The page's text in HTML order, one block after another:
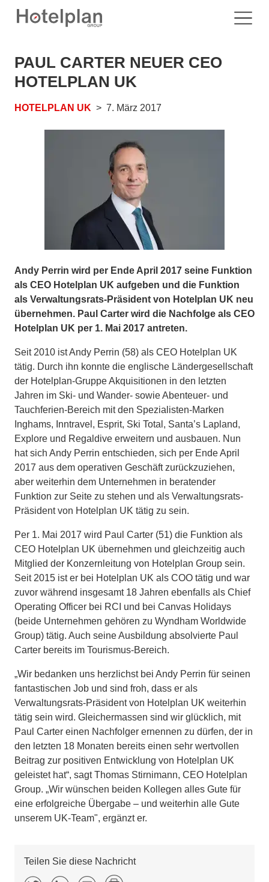
PAUL CARTER NEUER CEO
HOTELPLAN UK
HOTELPLAN UK 7. März 2017
Andy Perrin wird per Ende April 2017 seine Funktion
als CEO Hotelplan UK aufgeben und die Funktion
als Verwaltungsrats-Präsident von Hotelplan UK neu
übernehmen. Paul Carter wird die Nachfolge als CEO
Hotelplan UK per 1. Mai 2017 antreten.
Seit 2010 ist Andy Perrin (58) als CEO Hotelplan UK
tätig. Durch ihn konnte die englische Ländergesellschaft
der Hotelplan-Gruppe Akquisitionen in den letzten
Jahren im Ski- und Wander- sowie Abenteuer- und
Tauchferien-Bereich mit den Spezialisten-Marken
Inghams, Inntravel, Esprit, Ski Total, Santa’s Lapland,
Explore und Regaldive erweitern und ausbauen. Nun
hat sich Andy Perrin entschieden, sich per Ende April
2017 aus dem operativen Geschäft zurückzuziehen,
aber weiterhin dem Unternehmen in beratender
Funktion zur Seite zu stehen und als Verwaltungsrats-
Präsident von Hotelplan UK tätig zu sein.
Per 1. Mai 2017 wird Paul Carter (51) die Funktion als
CEO Hotelplan UK übernehmen und gleichzeitig auch
Mitglied der Konzernleitung von Hotelplan Group sein.
Seit 2015 ist er bei Hotelplan UK als COO tätig und war
zuvor während insgesamt 18 Jahren ebenfalls als Chief
Operating Officer bei RCI und bei Canvas Holidays
(beide Unternehmen gehören zu Wyndham Worldwide
Group) tätig. Auch seine Ausbildung absolvierte Paul
Carter bereits im Tourismus-Bereich.
„Wir bedanken uns herzlichst bei Andy Perrin für seinen
fantastischen Job und sind froh, dass er als
Verwaltungsrats-Präsident von Hotelplan UK weiterhin
tätig sein wird. Gleichermassen sind wir glücklich, mit
Paul Carter einen Nachfolger ernennen zu dürfen, der in
den letzten 18 Monaten bereits einen sehr wertvollen
Beitrag zur positiven Entwicklung von Hotelplan UK
geleistet hat“, sagt Thomas Stirnimann, CEO Hotelplan
Group. „Wir wünschen beiden Kollegen alles Gute für
eine erfolgreiche Übergabe – und weiterhin alle Gute
unserem UK-Team", ergänzt er.
Teilen Sie diese Nachricht